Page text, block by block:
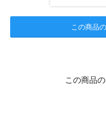
この商品
この商品